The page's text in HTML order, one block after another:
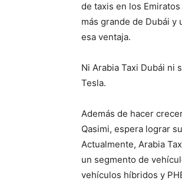
de taxis en los
más grande de Dubái y
esa ventaja.
Ni Arabia Taxi Dubái ni
Tesla.
Además de hacer
Qasimi, espera lograr
Actualmente, Arabia
un segmento de
vehículos híbridos y